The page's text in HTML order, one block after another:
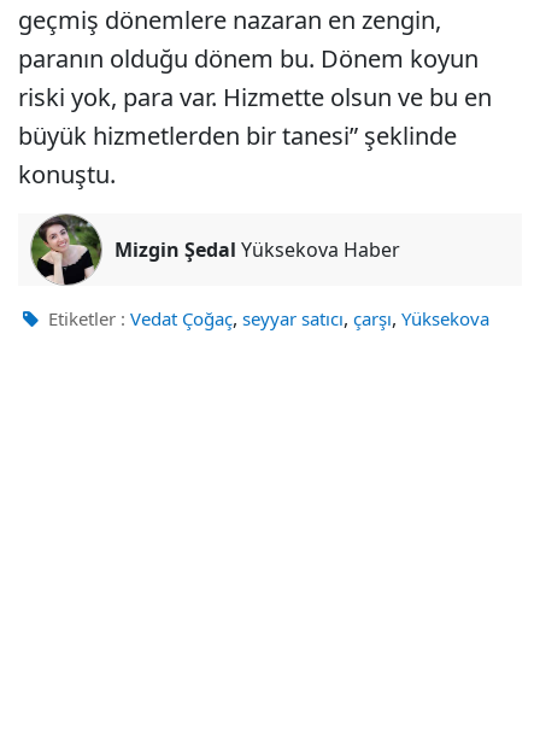
geçmiş dönemlere nazaran en zengin,
paranın olduğu dönem bu. Dönem koyun
riski yok, para var. Hizmette olsun ve bu en
büyük hizmetlerden bir tanesi” şeklinde
konuştu.
Mizgin Şedal Yüksekova Haber
Etiketler : Vedat Çoğaç, seyyar satıcı, çarşı, Yüksekova